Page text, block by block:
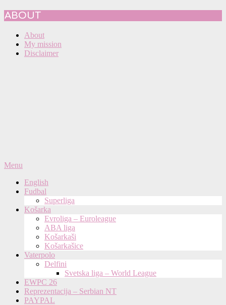
ABOUT
About
My mission
Disclaimer
Primary
Menu
Menu
English
Fudbal
Superliga
Košarka
Evroliga – Euroleague
ABA liga
Košarkaši
Košarkašice
Vaterpolo
Delfini
Svetska liga – World League
EWPC 26
Reprezentacija – Serbian NT
PAYPAL